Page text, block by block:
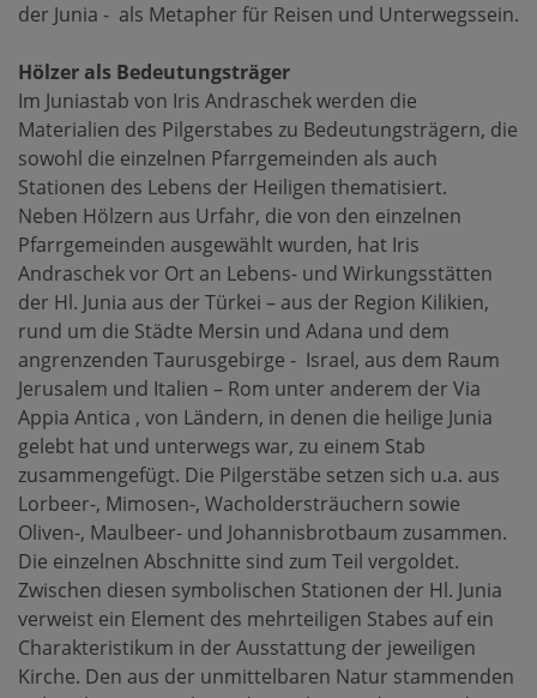
der Junia - als Metapher für Reisen und Unterwegssein.
Hölzer als Bedeutungsträger
Im Juniastab von Iris Andraschek werden die
Materialien des Pilgerstabes zu Bedeutungsträgern, die
sowohl die einzelnen Pfarrgemeinden als auch
Stationen des Lebens der Heiligen thematisiert.
Neben Hölzern aus Urfahr, die von den einzelnen
Pfarrgemeinden ausgewählt wurden, hat Iris
Andraschek vor Ort an Lebens- und Wirkungsstätten
der Hl. Junia aus der Türkei – aus der Region Kilikien,
rund um die Städte Mersin und Adana und dem
angrenzenden Taurusgebirge - Israel, aus dem Raum
Jerusalem und Italien – Rom unter anderem der Via
Appia Antica , von Ländern, in denen die heilige Junia
gelebt hat und unterwegs war, zu einem Stab
zusammengefügt. Die Pilgerstäbe setzen sich u.a. aus
Lorbeer-, Mimosen-, Wacholdersträuchern sowie
Oliven-, Maulbeer- und Johannisbrotbaum zusammen.
Die einzelnen Abschnitte sind zum Teil vergoldet.
Zwischen diesen symbolischen Stationen der Hl. Junia
verweist ein Element des mehrteiligen Stabes auf ein
Charakteristikum in der Ausstattung der jeweiligen
Kirche. Den aus der unmittelbaren Natur stammenden